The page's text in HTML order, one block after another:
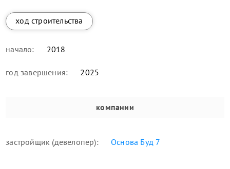
ход строительства
начало: 2018
год завершения: 2025
компании
застройщик (девелопер): Основа Буд 7